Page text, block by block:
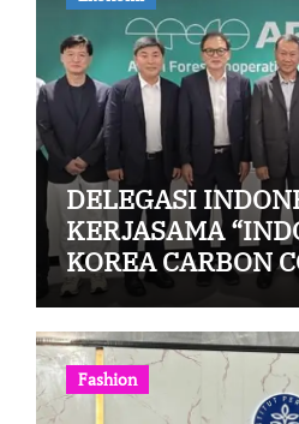
DELEGASI
KERJASAMA
KOREA CARBON
Fashion